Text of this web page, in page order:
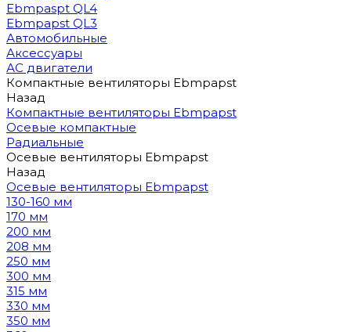
Ebmpaspt QL4
Ebmpapst QL3
Автомобильные
Аксессуары
АС двигатели
Компактные вентиляторы Ebmpapst
Назад
Компактные вентиляторы Ebmpapst
Осевые компактные
Радиальные
Осевые вентиляторы Ebmpapst
Назад
Осевые вентиляторы Ebmpapst
130-160 мм
170 мм
200 мм
208 мм
250 мм
300 мм
315 мм
330 мм
350 мм